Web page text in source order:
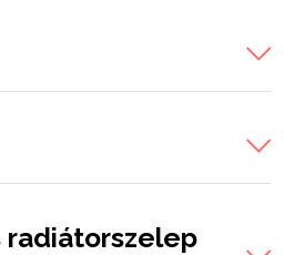
radiátorszelep